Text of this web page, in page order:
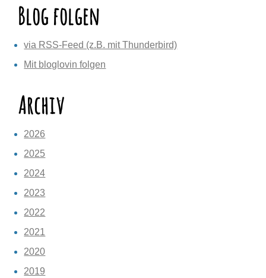
Blog folgen
via RSS-Feed (z.B. mit Thunderbird)
Mit bloglovin folgen
Archiv
2026
2025
2024
2023
2022
2021
2020
2019